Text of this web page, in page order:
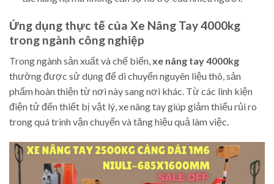
Ứng dụng thực tế của Xe Nâng Tay 4000kg
trong ngành công nghiệp
Trong ngành sản xuất và chế biến,xe nâng tay 4000kg
thường được sử dụng để di chuyển nguyên liệu thô, sản
phẩm hoàn thiện từ nơi này sang nơi khác. Từ các linh kiện
điện tử đến thiết bị vật lý, xe nâng tay giúp giảm thiểu rủi ro
trong quá trình vận chuyển và tăng hiệu quả làm việc.